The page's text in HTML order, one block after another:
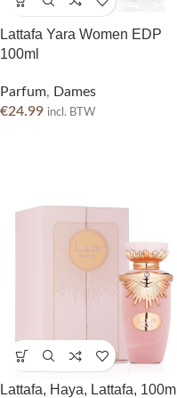
Lattafa Yara Women EDP
100ml
Parfum, Dames
€24.99 incl. BTW
Lattafa, Haya, Lattafa, 100ml